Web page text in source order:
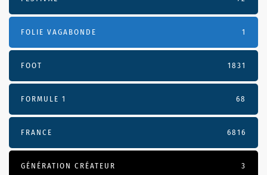
FOLIE VAGABONDE 1
FOOT 1831
FORMULE 1 68
FRANCE 6816
GÉNÉRATION CRÉATEUR 3